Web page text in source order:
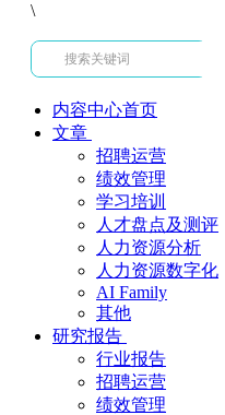
\
内容中心首页
文章
招聘运营
绩效管理
学习培训
人才盘点及测评
人力资源分析
人力资源数字化
AI Family
其他
研究报告
行业报告
招聘运营
绩效管理